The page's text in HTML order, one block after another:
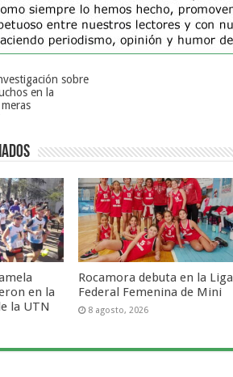
sobre
en la
en la
la UTN
Rocamora debuta en la Liga
Federal Femenina de Mini
8 agosto, 2026